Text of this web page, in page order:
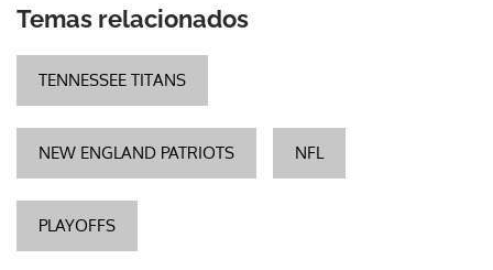
Temas relacionados
TENNESSEE TITANS
NEW ENGLAND PATRIOTS NFL
PLAYOFFS